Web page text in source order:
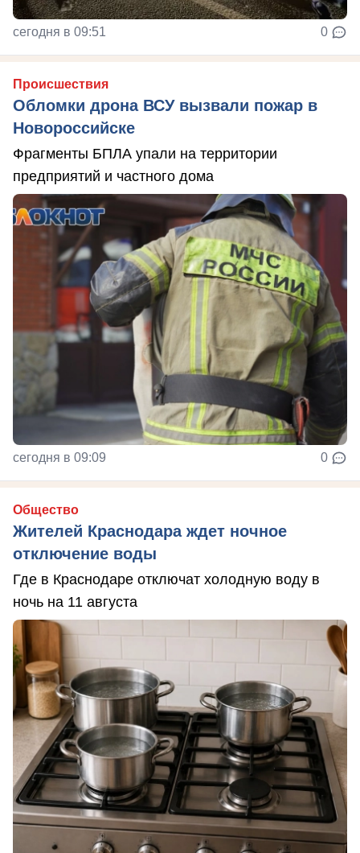
сегодня в 09:51 0
Происшествия
Обломки дрона ВСУ вызвали пожар в
Новороссийске
Фрагменты БПЛА упали на территории
предприятий и частного дома
сегодня в 09:09 0
Общество
Жителей Краснодара ждет ночное
отключение воды
Где в Краснодаре отключат холодную воду в
ночь на 11 августа